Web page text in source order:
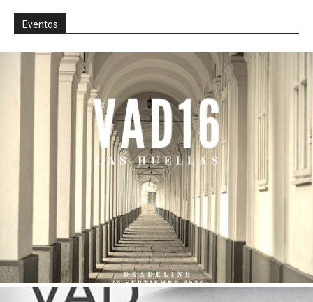
Eventos